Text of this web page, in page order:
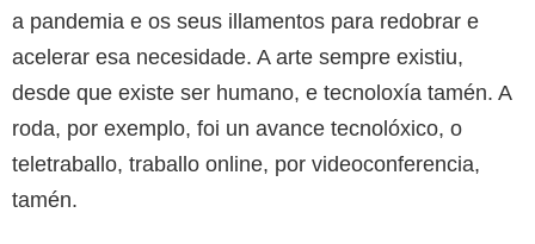
a pandemia e os seus illamentos para redobrar e
acelerar esa necesidade. A arte sempre existiu,
desde que existe ser humano, e tecnoloxía tamén. A
roda, por exemplo, foi un avance tecnolóxico, o
teletraballo, traballo online, por videoconferencia,
tamén.